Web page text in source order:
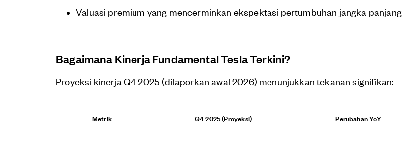
Valuasi premium yang mencerminkan ekspektasi pertumbuhan jangka panjang
Bagaimana Kinerja Fundamental Tesla Terkini?
Proyeksi kinerja Q4 2025 (dilaporkan awal 2026) menunjukkan tekanan signifikan:
Metrik Q4 2025 (Proyeksi) Perubahan YoY